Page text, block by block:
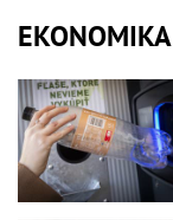
EKONOMIKA